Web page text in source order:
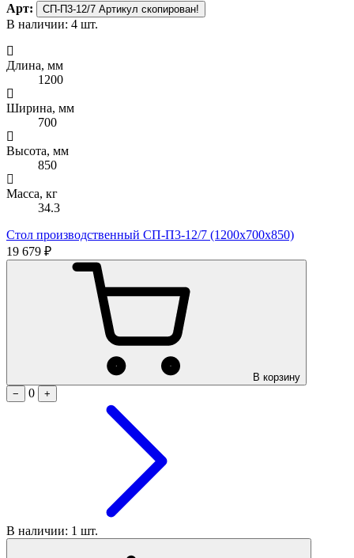
Арт: СП-П3-12/7 Артикул скопирован!
В наличии: 4 шт.
Длина, мм
1200
Ширина, мм
700
Высота, мм
850
Масса, кг
34.3
Стол производственный СП-П3-12/7 (1200х700х850)
19 679 ₽
В корзину
−
0 +
В наличии: 1 шт.